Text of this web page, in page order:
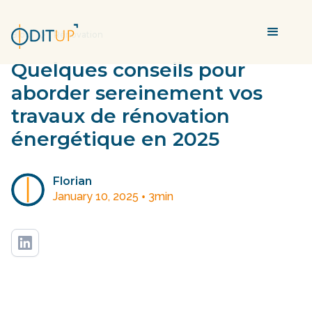
Blog Rénovation
Quelques conseils pour
aborder sereinement vos
travaux de rénovation
énergétique en 2025
Florian
January 10, 2025 • 3min